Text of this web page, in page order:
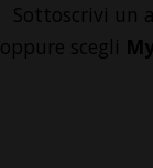
Sottoscrivi un
oppure scegli